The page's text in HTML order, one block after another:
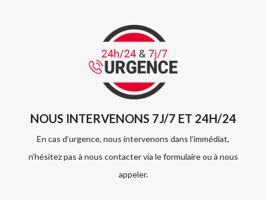
NOUS INTERVENONS 7J/7 ET 24H/24
En cas d’urgence, nous intervenons dans l’immédiat,
n’hésitez pas à nous contacter via le formulaire ou à nous
appeler.